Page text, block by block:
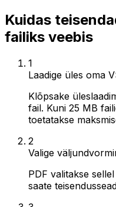
Kuidas
failiks veebis
1
Laadige üles oma
Klõpsake
fail. Kuni 25 MB
toetatakse
2
Valige
PDF valitakse
saate